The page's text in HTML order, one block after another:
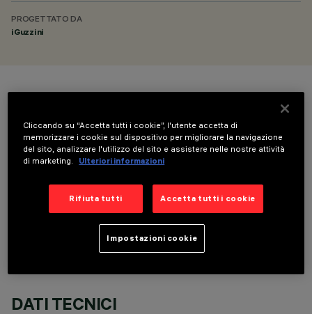
PROGETTATO DA
iGuzzini
COMPONENTI OPZIONALI
DATI TECNICI
Cliccando su “Accetta tutti i cookie”, l'utente accetta di
memorizzare i cookie sul dispositivo per migliorare la navigazione
del sito, analizzare l'utilizzo del sito e assistere nelle nostre attività
di marketing.
Ulteriori informazioni
Rifiuta tutti Accetta tutti i cookie
Impostazioni cookie